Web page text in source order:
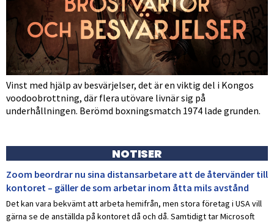
Vinst med hjälp av besvärjelser, det är en viktig del i Kongos
voodoobrottning, där flera utövare livnär sig på
underhållningen. Berömd boxningsmatch 1974 lade grunden.
NOTISER
Zoom beordrar nu sina distansarbetare att de återvänder till
kontoret – gäller de som arbetar inom åtta mils avstånd
Det kan vara bekvämt att arbeta hemifrån, men stora företag i USA vill
gärna se de anställda på kontoret då och då. Samtidigt tar Microsoft